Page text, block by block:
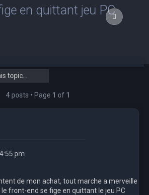
en quittant jeu PC
4 posts • Page 1 of 1
Quote
pm
de mon achat, tout marche a merveille
front-end se fige en quittant le jeu PC
Quote
Quote
Quote